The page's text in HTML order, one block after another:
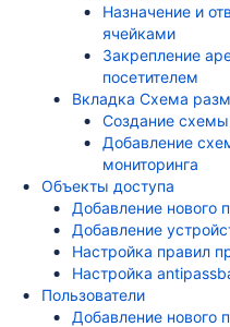
Назначение и
ячейками
Закрепление
посетителем
Вкладка Схема
Создание
Добавление
мониторинга
Объекты доступа
Добавление нового
Добавление
Настройка правил
Настройка
Пользователи
Добавление нового